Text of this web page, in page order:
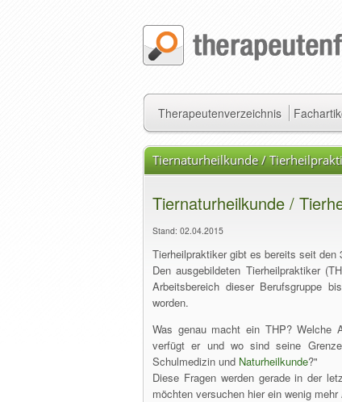
Therapeutenverzeichnis
Tiernaturheilkunde /
Tiernaturheilkunde /
Stand: 02.04.2015
Tierheilpraktiker gibt es bereits seit
Den ausgebildeten Tierheilpraktiker
Arbeitsbereich dieser Berufsgruppe
worden.
Was genau macht ein THP? Welche
verfügt er und wo sind seine
Schulmedizin und Naturheilkunde?"
Diese Fragen werden gerade in der
möchten versuchen hier ein wenig